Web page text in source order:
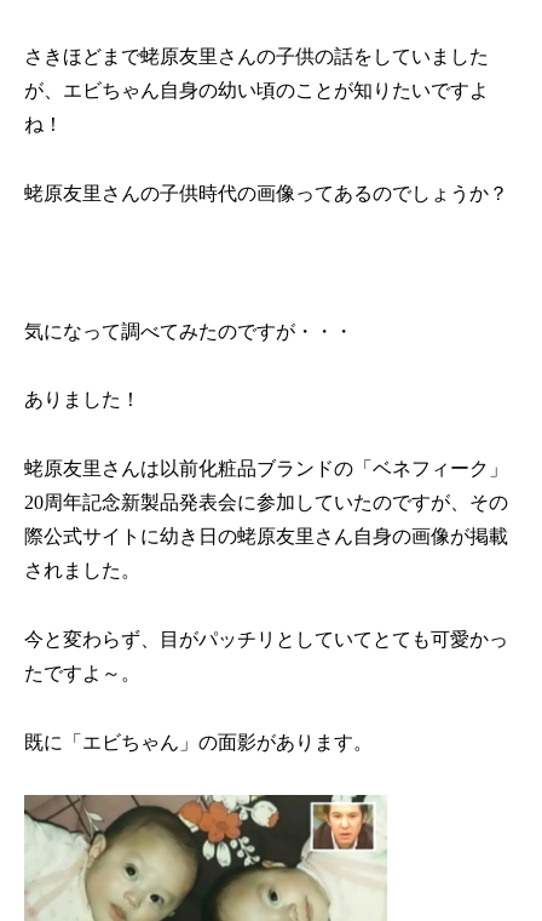
さきほどまで蛯原友里さんの子供の話をしていました
が、エビちゃん自身の幼い頃のことが知りたいですよ
ね！
蛯原友里さんの子供時代の画像ってあるのでしょうか？
気になって調べてみたのですが・・・
ありました！
蛯原友里さんは以前化粧品ブランドの「ベネフィーク」
20周年記念新製品発表会に参加していたのですが、その
際公式サイトに幼き日の蛯原友里さん自身の画像が掲載
されました。
今と変わらず、目がパッチリとしていてとても可愛かっ
たですよ～。
既に「エビちゃん」の面影があります。